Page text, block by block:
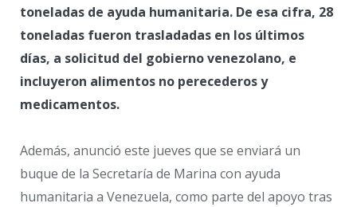
toneladas de ayuda humanitaria. De esa cifra, 28
toneladas fueron trasladadas en los últimos
días, a solicitud del gobierno venezolano, e
incluyeron alimentos no perecederos y
medicamentos.
Además, anunció este jueves que se enviará un
buque de la Secretaría de Marina con ayuda
humanitaria a Venezuela, como parte del apoyo tras